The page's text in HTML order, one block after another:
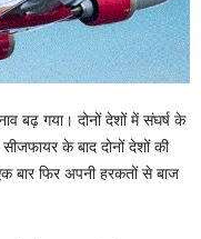
बढ़ गया। दोनों देशों में संघर्ष के
के बाद दोनों देशों की
बार फिर अपनी हरकतों से बाज